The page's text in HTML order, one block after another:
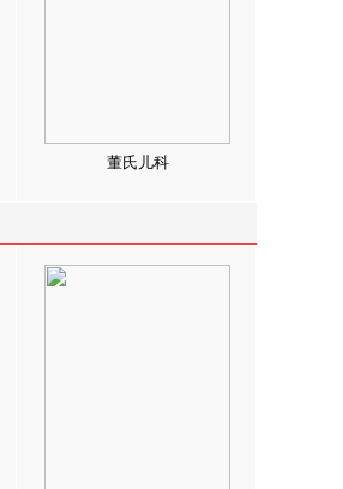
董氏儿科